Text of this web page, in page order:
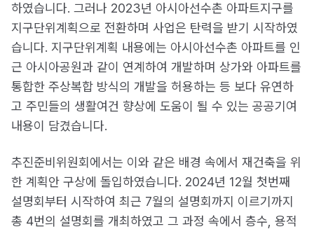
하였습니다. 그러나 2023년 아시아선수촌 아파트지구를
지구단위계획으로 전환하며 사업은 탄력을 받기 시작하였
습니다. 지구단위계획 내용에는 아시아선수촌 아파트를 인
근 아시아공원과 같이 연계하여 개발하며 상가와 아파트를
통합한 주상복합 방식의 개발을 허용하는 등 보다 유연하
고 주민들의 생활여건 향상에 도움이 될 수 있는 공공기여
내용이 담겼습니다.
추진준비위원회에서는 이와 같은 배경 속에서 재건축을 위
한 계획안 구상에 돌입하였습니다. 2024년 12월 첫번째
설명회부터 시작하여 최근 7월의 설명회까지 이르기까지
총 4번의 설명회를 개최하였고 그 과정 속에서 층수, 용적